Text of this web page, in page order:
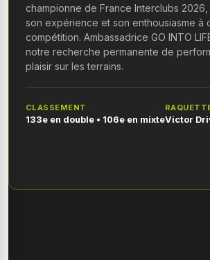
championne de France Interclubs
son expérience et son enthousiasme à
compétition. Ambassadrice GO INTO
notre recherche permanente de
plaisir sur les terrains.
CLASSEMENT
133e en double • 106e en mixteVictor